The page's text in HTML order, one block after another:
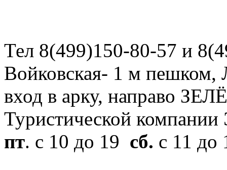
Тел 8(499)150-80-57 и
Войковская- 1 м пешком,
вход в арку, направо
Туристической
пт. с 10 до 19 сб. с 11 до